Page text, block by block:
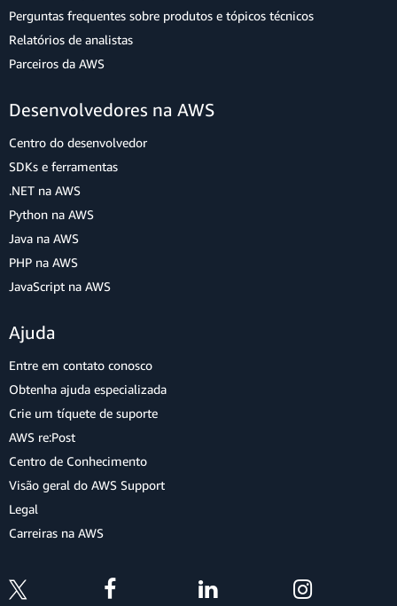
Perguntas frequentes sobre produtos e tópicos técnicos
Relatórios de analistas
Parceiros da AWS
Desenvolvedores na AWS
Centro do desenvolvedor
SDKs e ferramentas
.NET na AWS
Python na AWS
Java na AWS
PHP na AWS
JavaScript na AWS
Ajuda
Entre em contato conosco
Obtenha ajuda especializada
Crie um tíquete de suporte
AWS re:Post
Centro de Conhecimento
Visão geral do AWS Support
Legal
Carreiras na AWS